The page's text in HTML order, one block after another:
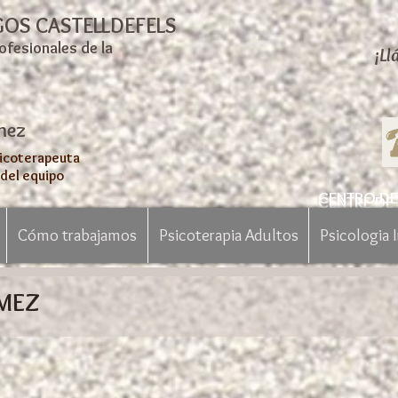
CASTELLDEFELS
de la
equipo
CENTRO
CENTRE
Cómo trabajamos
Psicoterapia Adultos Psicologia